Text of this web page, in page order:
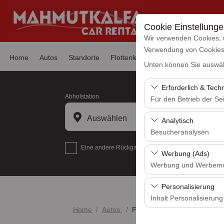
Cookie
Wir verwenden
Verwendung von
Unten können Sie
Erforderlich &
Für den Betrieb der
Diese Cookies sind
und grundlegende
Analytisch
Besucheranalysen
Diese Cookies
Seiten,
Benutzererfahrung
Werbung (Ads)
Werbung und
Diese Cookies
und die Wirksamkeit
Personalisierung
Inhalt Personalisierung
Home Autos Standorte Flottenleasing
Abholstation
Auswählen
Eine andere Rückgabestation auswählen
Home Autos FIAT EGEA CROSS 1.6